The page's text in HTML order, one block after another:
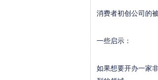
消费者初创公司的
一些启示：
如果想要开办一家